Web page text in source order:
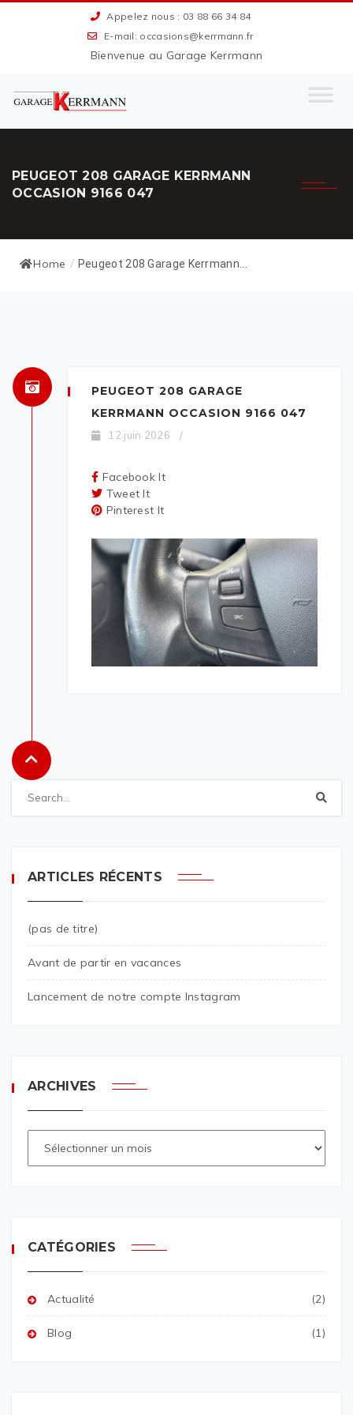
Appelez nous : 03 88 66 34 84
E-mail: occasions@kerrmann.fr
Bienvenue au Garage Kerrmann
PEUGEOT 208 GARAGE KERRMANN
OCCASION 9166 047
Home / Peugeot 208 Garage Kerrmann...
PEUGEOT 208 GARAGE
KERRMANN OCCASION 9166 047
12 juin 2026 /
Facebook It
Tweet It
Pinterest It
ARTICLES RÉCENTS
(pas de titre)
Avant de partir en vacances
Lancement de notre compte Instagram
ARCHIVES
CATÉGORIES
Actualité (2)
Blog (1)